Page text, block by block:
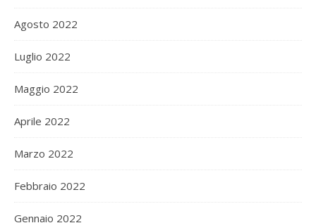
Agosto 2022
Luglio 2022
Maggio 2022
Aprile 2022
Marzo 2022
Febbraio 2022
Gennaio 2022